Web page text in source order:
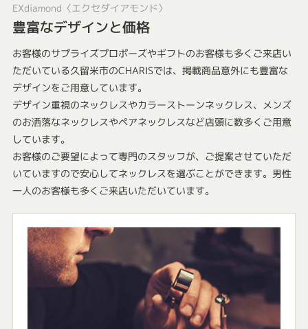
EXdiamond〈エクセダイアモンド〉
豊富なデザインと価格
お客様のサプライズプロポーズやギフトのお客様も多くご来店い
ただいている久留米市のCHARISでは、掲載商品意外にも豊富な
デザインをご用意しています。
デザイン重視のネックレスやカラーストーンネックレス、メンズ
のお洒落なネックレスやペアネックレスなど店頭に数多くご用意
しています。
お客様のご要望によって専門のスタッフが、ご提案させていただ
いていますので安心してネックレスを選ぶことができます。男性
一人のお客様も多くご来店いただいています。